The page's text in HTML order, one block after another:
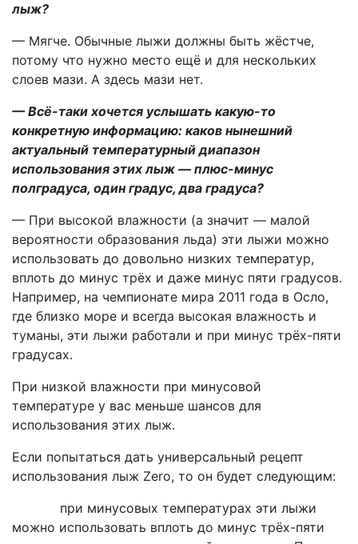
лыж?
— Мягче. Обычные лыжи должны быть жёстче,
потому что нужно место ещё и для нескольких
слоев мази. А здесь мази нет.
— Всё-таки хочется услышать какую-то
конкретную информацию: каков нынешний
актуальный температурный диапазон
использования этих лыж — плюс-минус
полградуса, один градус, два градуса?
— При высокой влажности (а значит — малой
вероятности образования льда) эти лыжи можно
использовать до довольно низких температур,
вплоть до минус трёх и даже минус пяти градусов.
Например, на чемпионате мира 2011 года в Осло,
где близко море и всегда высокая влажность и
туманы, эти лыжи работали и при минус трёх-пяти
градусах.
При низкой влажности при минусовой
температуре у вас меньше шансов для
использования этих лыж.
Если попытаться дать универсальный рецепт
использования лыж Zero, то он будет следующим:
при минусовых температурах эти лыжи
можно использовать вплоть до минус трёх-пяти